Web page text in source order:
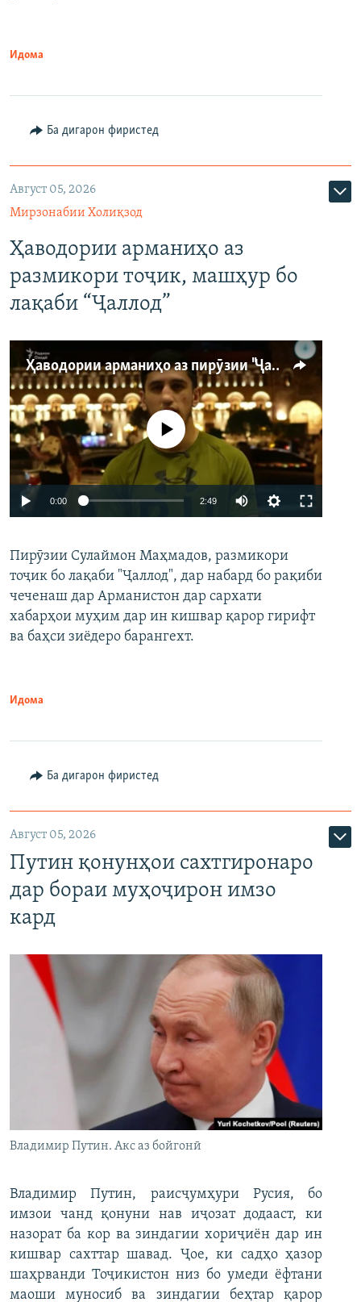
Идома
Ба дигарон фиристед
Август 05, 2026
Мирзонабии Холиқзод
Ҳаводории арманиҳо аз
размикори тоҷик, машҳур бо
лақаби “Ҷаллод”
Ҳаводории арманиҳо аз пирӯзии "Ҷаллод"-и тоҷик
Auto 240p 360p 480p
720p 1080p
Феълан кор намекунад
0:00 2:49
360p
480p
Пирӯзии Сулаймон Маҳмадов, размикори
тоҷик бо лақаби "Ҷаллод", дар набард бо рақиби
чеченаш дар Арманистон дар сархати
хабарҳои муҳим дар ин кишвар қарор гирифт
ва баҳси зиёдеро барангехт.
Идома
Ба дигарон фиристед
Август 05, 2026
Путин қонунҳои сахтгиронаро
дар бораи муҳоҷирон имзо
кард
Владимир Путин. Акс аз бойгонӣ
Владимир Путин, раисҷумҳури Русия, бо
имзои чанд қонуни нав иҷозат додааст, ки
назорат ба кор ва зиндагии хориҷиён дар ин
кишвар сахттар шавад. Ҷое, ки садҳо ҳазор
шаҳрванди Тоҷикистон низ бо умеди ёфтани
маоши муносиб ва зиндагии беҳтар қарор